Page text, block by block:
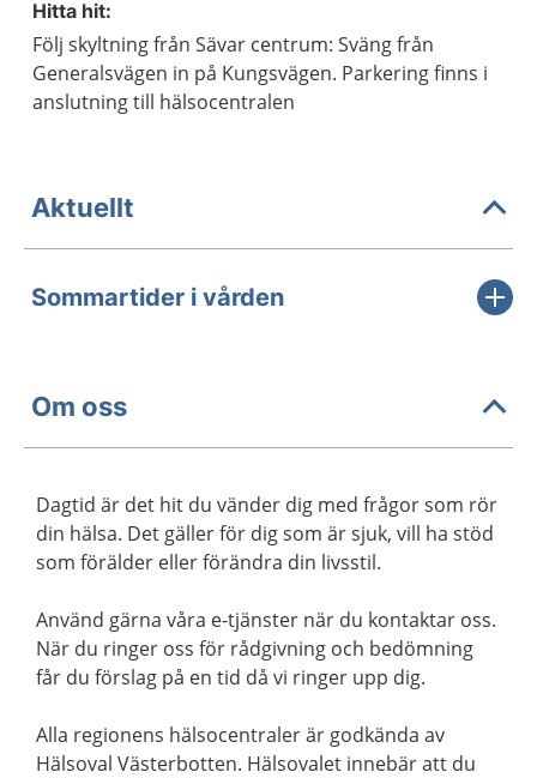
Hitta hit:
Följ skyltning från Sävar centrum: Sväng från
Generalsvägen in på Kungsvägen. Parkering finns i
anslutning till hälsocentralen
Aktuellt
Sommartider i vården
Om oss
Dagtid är det hit du vänder dig med frågor som rör
din hälsa. Det gäller för dig som är sjuk, vill ha stöd
som förälder eller förändra din livsstil.
Använd gärna våra e-tjänster när du kontaktar oss.
När du ringer oss för rådgivning och bedömning
får du förslag på en tid då vi ringer upp dig.
Alla regionens hälsocentraler är godkända av
Hälsoval Västerbotten. Hälsovalet innebär att du